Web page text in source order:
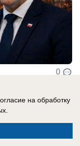
0
на обработку